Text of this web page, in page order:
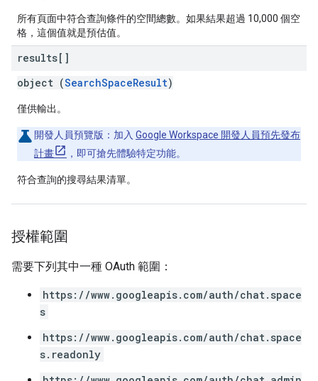
所有頁面中符合查詢條件的空間總數。如果結果超過 10,000 個空
格，這個值就是預估值。
results[]
object (SearchSpaceResult)
僅供輸出。
開發人員預覽版： 加入 Google Workspace 開發人員預先發布
計畫
，即可搶先體驗特定功能。
符合查詢的搜尋結果清單。
授權範圍
需要下列其中一種 OAuth 範圍：
https://www.googleapis.com/auth/chat.space
s
https://www.googleapis.com/auth/chat.space
s.readonly